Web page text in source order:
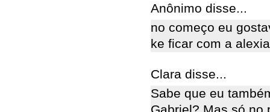
Anônimo disse...
no começo eu
ke ficar com a
Clara disse...
Sabe que eu